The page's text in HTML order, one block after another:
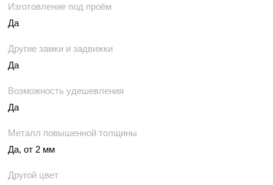
Изготовление под проём
Да
Другие замки и задвижки
Да
Возможность удешевления
Да
Металл повышенной толщины
Да, от 2 мм
Другой цвет